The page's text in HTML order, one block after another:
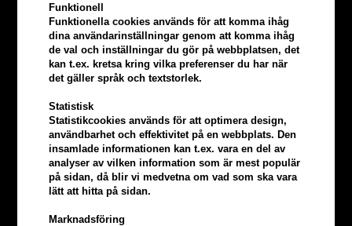
Funktionell
Funktionella cookies används för att komma ihåg
dina användarinställningar genom att komma ihåg
de val och inställningar du gör på webbplatsen, det
kan t.ex. kretsa kring vilka preferenser du har när
det gäller språk och textstorlek.
Statistisk
Statistikcookies används för att optimera design,
användbarhet och effektivitet på en webbplats. Den
insamlade informationen kan t.ex. vara en del av
analyser av vilken information som är mest populär
på sidan, då blir vi medvetna om vad som ska vara
lätt att hitta på sidan.
Marknadsföring
Tjäna5% bonuspå hela din
beställning